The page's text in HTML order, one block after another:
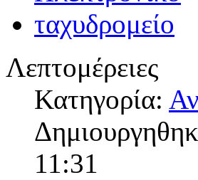
Λεπτομέρειες
Κατηγορία:
11:31